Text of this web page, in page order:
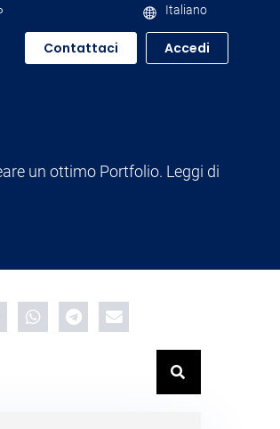
Italiano
Contattaci Accedi
un ottimo Portfolio. Leggi di